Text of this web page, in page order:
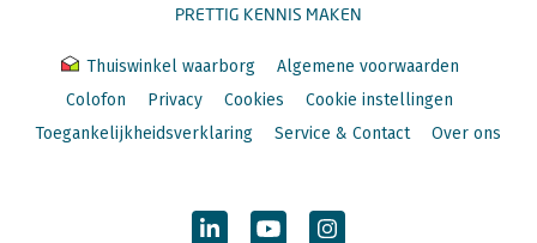
PRETTIG KENNIS MAKEN
Thuiswinkel waarborg
Algemene voorwaarden
Colofon
Privacy Cookies
Cookie instellingen
Toegankelijkheidsverklaring
Service & Contact Over ons